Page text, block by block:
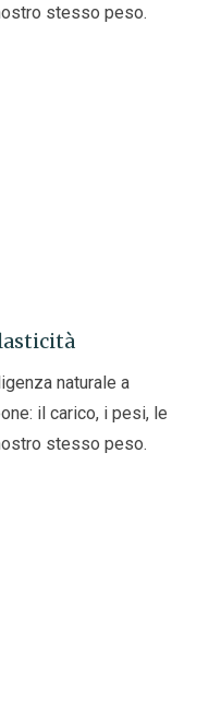
stesso peso.
naturale a
il carico, i pesi, le
stesso peso.